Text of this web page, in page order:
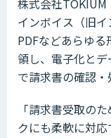
インボイス（旧イ
PDFなどあらゆ
領し、電子化と
で請求書の確認・
「請求書受取の
クにも柔軟に対応